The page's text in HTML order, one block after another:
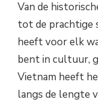
Van de
tot de prachtige
heeft voor elk
bent in cultuur,
Vietnam heeft
langs de lengte